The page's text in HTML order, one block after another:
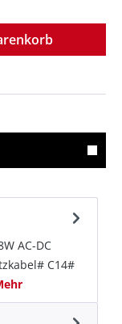
AC-DC
C14#